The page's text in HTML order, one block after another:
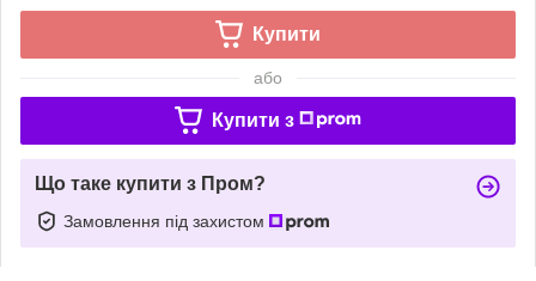
Купити
або
Купити з
Що таке купити з Пром?
Замовлення під захистом